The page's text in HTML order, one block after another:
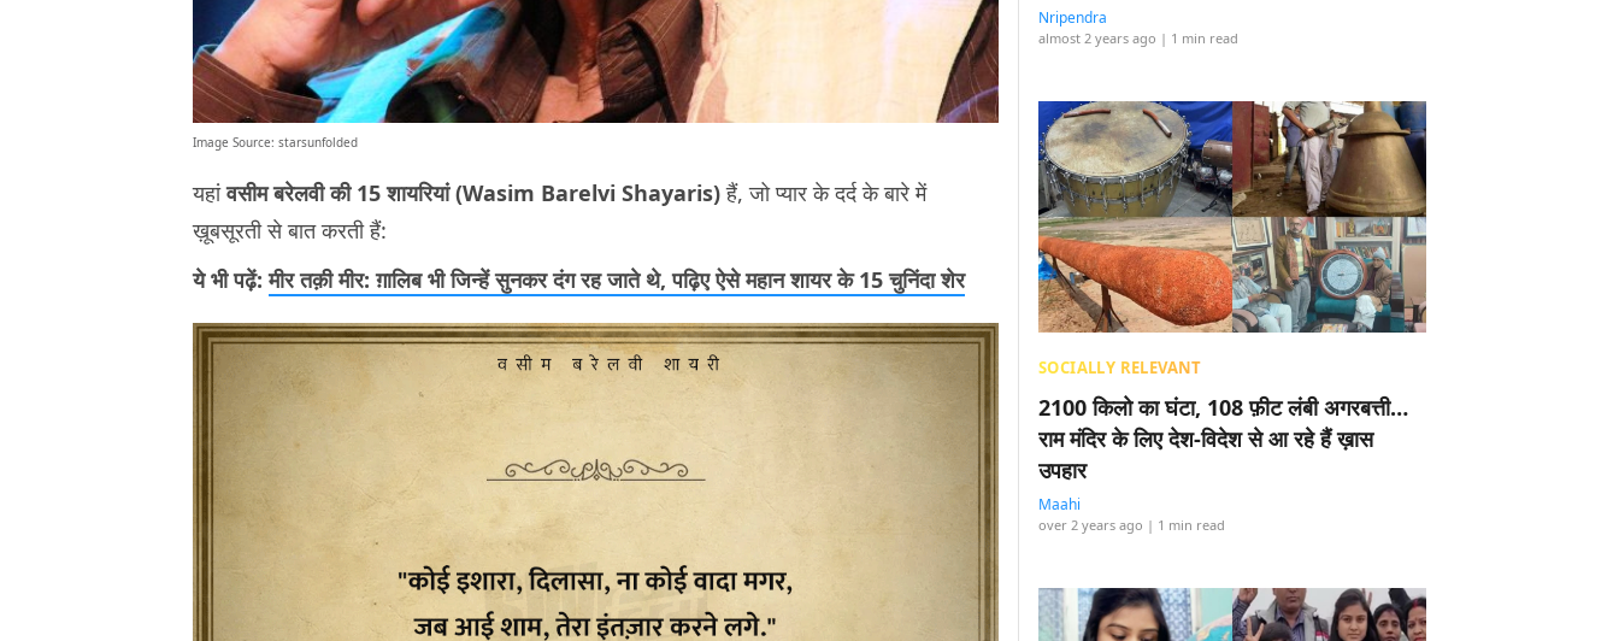
Image Source: starsunfolded
यहांवसीम बरेलवी की 15 शायरियां (Wasim Barelvi Shayaris)हैं, जो प्यार के दर्द के बारे में
ख़ूबसूरती से बात करती हैं:
ये भी पढ़ें:मीर तक़ी मीर: ग़ालिब भी जिन्हें सुनकर दंग रह जाते थे, पढ़िए ऐसे महान शायर के 15 चुनिंदा शेर
Nripendra
almost 2 years ago | 1 min read
SOCIALLY RELEVANT
2100 किलो का घंटा, 108 फ़ीट लंबी अगरबत्ती…
राम मंदिर के लिए देश-विदेश से आ रहे हैं ख़ास
उपहार
Maahi
over 2 years ago | 1 min read